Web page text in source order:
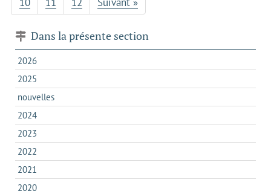
Dans la présente section
2026
2025
nouvelles
2024
2023
2022
2021
2020